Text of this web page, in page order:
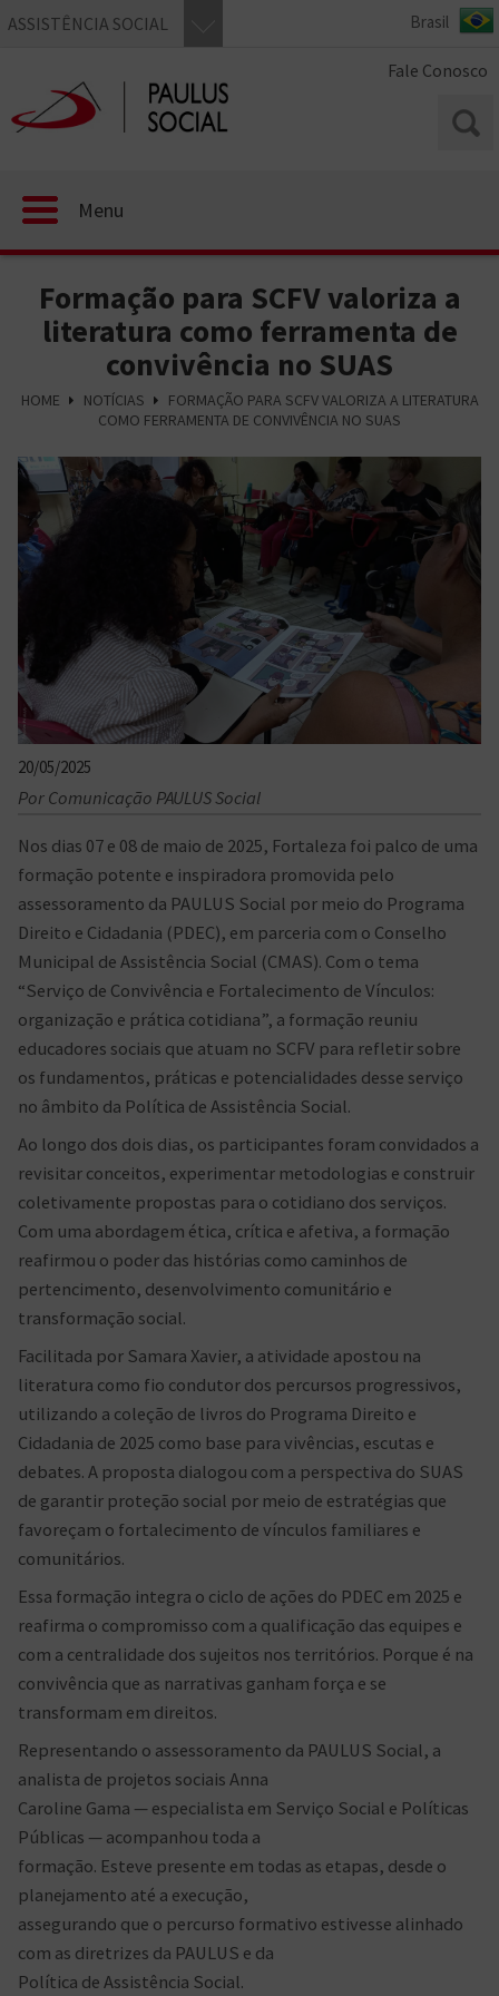
ASSISTÊNCIA SOCIAL
Fale Conosco
Menu
Formação para SCFV valoriza a
literatura como ferramenta de
convivência no SUAS
HOME NOTÍCIAS
FORMAÇÃO PARA SCFV VALORIZA A LITERATURA
COMO FERRAMENTA DE CONVIVÊNCIA NO SUAS
20/05/2025
Por Comunicação PAULUS Social
Nos dias 07 e 08 de maio de 2025, Fortaleza foi palco de uma
formação potente e inspiradora promovida pelo
assessoramento da PAULUS Social por meio do Programa
Direito e Cidadania (PDEC), em parceria com o Conselho
Municipal de Assistência Social (CMAS). Com o tema
“Serviço de Convivência e Fortalecimento de Vínculos:
organização e prática cotidiana”, a formação reuniu
educadores sociais que atuam no SCFV para refletir sobre
os fundamentos, práticas e potencialidades desse serviço
no âmbito da Política de Assistência Social.
Ao longo dos dois dias, os participantes foram convidados a
revisitar conceitos, experimentar metodologias e construir
coletivamente propostas para o cotidiano dos serviços.
Com uma abordagem ética, crítica e afetiva, a formação
reafirmou o poder das histórias como caminhos de
pertencimento, desenvolvimento comunitário e
transformação social.
Facilitada por Samara Xavier, a atividade apostou na
literatura como fio condutor dos percursos progressivos,
utilizando a coleção de livros do Programa Direito e
Cidadania de 2025 como base para vivências, escutas e
debates. A proposta dialogou com a perspectiva do SUAS
de garantir proteção social por meio de estratégias que
favoreçam o fortalecimento de vínculos familiares e
comunitários.
Essa formação integra o ciclo de ações do PDEC em 2025 e
reafirma o compromisso com a qualificação das equipes e
com a centralidade dos sujeitos nos territórios. Porque é na
convivência que as narrativas ganham força e se
transformam em direitos.
Representando o assessoramento da PAULUS Social, a
analista de projetos sociais Anna
Caroline Gama — especialista em Serviço Social e Políticas
Públicas — acompanhou toda a
formação. Esteve presente em todas as etapas, desde o
planejamento até a execução,
assegurando que o percurso formativo estivesse alinhado
com as diretrizes da PAULUS e da
Política de Assistência Social.